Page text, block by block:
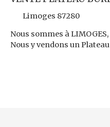
Limoges 87280
Nous sommes à
Nous y vendons un
environ + Réserve de 2m²